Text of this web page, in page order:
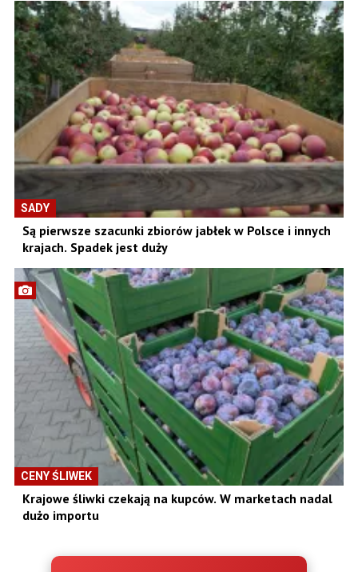
SADY
Są pierwsze szacunki zbiorów jabłek w Polsce i innych
krajach. Spadek jest duży
CENY ŚLIWEK
Krajowe śliwki czekają na kupców. W marketach nadal
dużo importu